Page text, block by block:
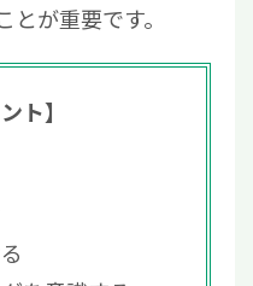
とが重要です。
ト】